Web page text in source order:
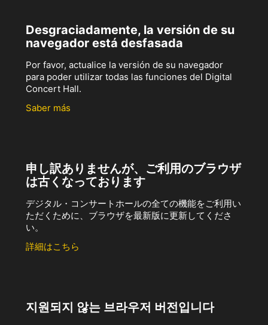
Desgraciadamente, la versión de su
navegador está desfasada
Por favor, actualice la versión de su navegador
para poder utilizar todas las funciones del Digital
Concert Hall.
Saber más
申し訳ありませんが、ご利用のブラウザ
は古くなっております
デジタル・コンサートホールの全ての機能をご利用い
ただくために、ブラウザを最新版に更新してくださ
い。
詳細はこちら
지원되지 않는 브라우저 버전입니다